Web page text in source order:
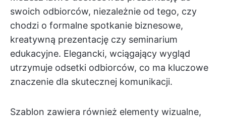
swoich odbiorców, niezależnie od tego, czy
chodzi o formalne spotkanie biznesowe,
kreatywną prezentację czy seminarium
edukacyjne. Elegancki, wciągający wygląd
utrzymuje odsetki odbiorców, co ma kluczowe
znaczenie dla skutecznej komunikacji.
Szablon zawiera również elementy wizualne,